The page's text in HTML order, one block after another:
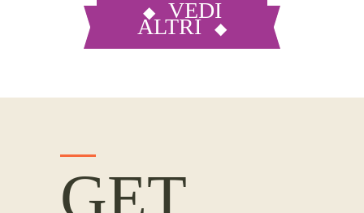
VEDI
ALTRI
GET